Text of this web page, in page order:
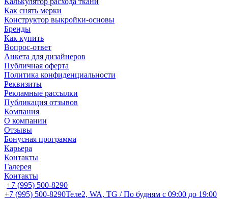
Как снять мерки
Конструктор выкройки-основы
Бренды
Как купить
Вопрос-ответ
Анкета для дизайнеров
Публичная оферта
Политика конфиденциальности
Реквизиты
Рекламные рассылки
Публикация отзывов
Компания
О компании
Отзывы
Бонусная программа
Карьера
Контакты
Галерея
Контакты
+7 (995) 500-8290
+7 (995) 500-8290Теле2, WA, TG / По будням c 09:00 до 19:00